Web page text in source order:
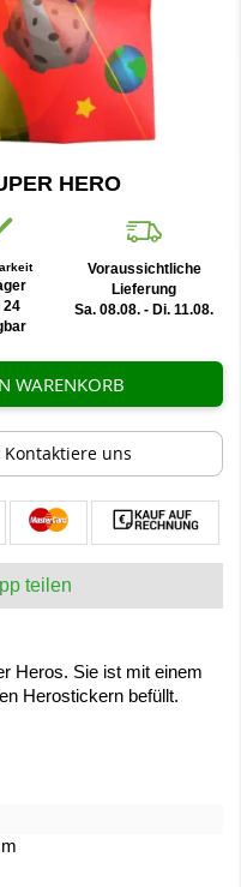
HERO
24
Voraussichtliche
Lieferung
Sa. 08.08. - Di. 11.08.
WARENKORB
uns
teilen
Heros. Sie ist mit einem
Herostickern befüllt.